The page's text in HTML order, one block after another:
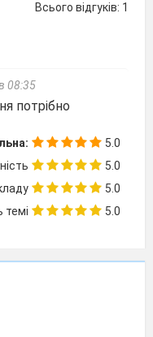
становить
дерев у
дріб
7. Звичайні
числа
Всього відгуків: 1
08:35
потрібно
5.0
5.0
5.0
темі
5.0